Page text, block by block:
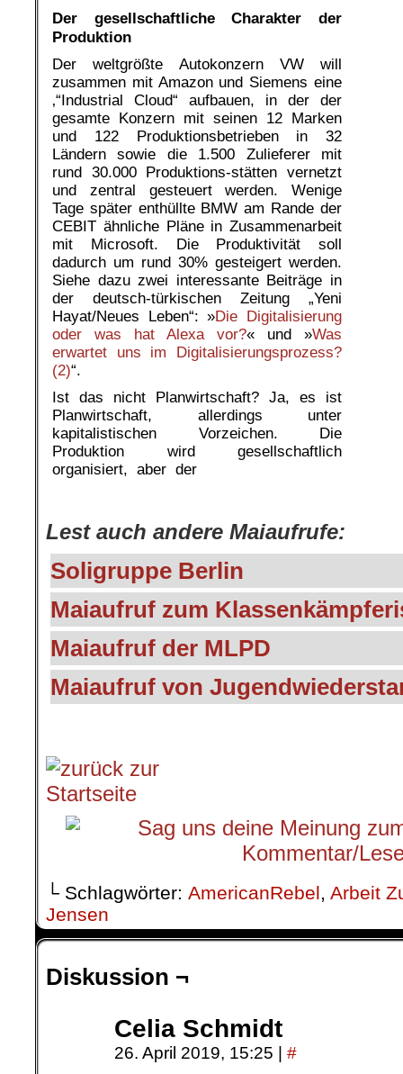
Der gesellschaftliche Charakter der
Produktion
Der weltgrößte Autokonzern VW will
zusammen mit Amazon und Siemens eine
‚“Industrial Cloud“ aufbauen, in der der
gesamte Konzern mit seinen 12 Marken
und 122 Produktionsbetrieben in 32
Ländern sowie die 1.500 Zulieferer mit
rund 30.000 Produktions-stätten vernetzt
und zentral gesteuert werden. Wenige
Tage später enthüllte BMW am Rande der
CEBIT ähnliche Pläne in Zusammenarbeit
mit Microsoft. Die Produktivität soll
dadurch um rund 30% gesteigert werden.
Siehe dazu zwei interessante Beiträge in
der deutsch-türkischen Zeitung „Yeni
Hayat/Neues Leben“: »Die Digitalisierung
oder was hat Alexa vor?« und »Was
erwartet uns im Digitalisierungsprozess?
(2)“.
Ist das nicht Planwirtschaft? Ja, es ist
Planwirtschaft, allerdings unter
kapitalistischen Vorzeichen. Die
Produktion wird gesellschaftlich
organisiert, aber der
Lest auch andere Maiaufrufe:
Soligruppe Berlin
Maiaufruf zum
Maiaufruf der MLPD
Maiaufruf von
└ Schlagwörter: AmericanRebel, Arbeit
Jensen
Diskussion ¬
Celia Schmidt
26. April 2019, 15:25 #